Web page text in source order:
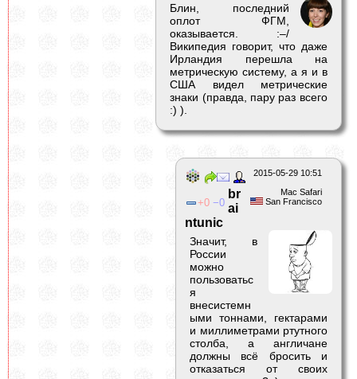
Блин, последний
оплот ФГМ,
оказывается. :–/
Википедия говорит, что даже
Ирландия перешла на
метрическую систему, а я и в
США видел метрические
знаки (правда, пару раз всего
:) ).
2015-05-29 10:51
Mac Safari
San Francisco
0 0
br
ai
ntunic
Значит, в
России
можно
пользоватьс
я
внесистемн
ыми тоннами, гектарами
и миллиметрами ртутного
столба, а англичане
должны всё бросить и
отказаться от своих